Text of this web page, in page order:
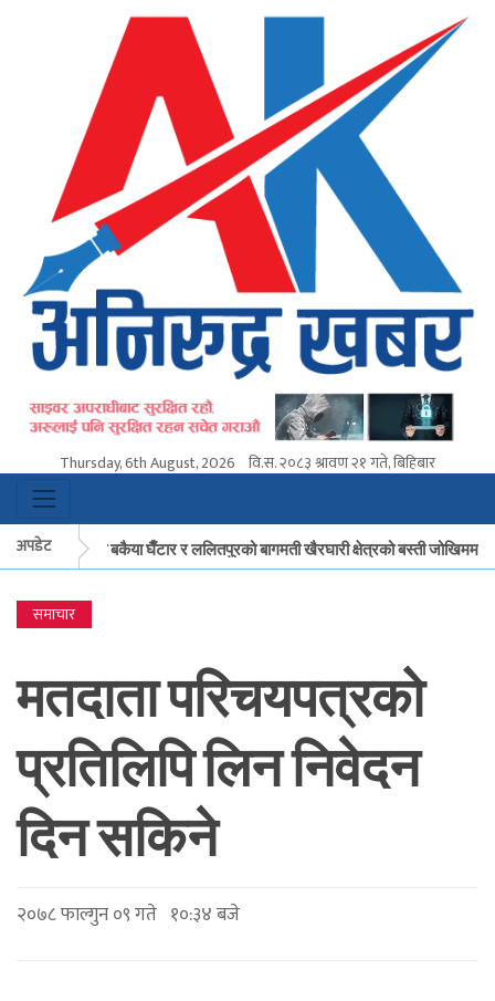
Thursday, 6th August, 2026 वि.स.२०८३ श्रावण २१ गते, बिहिबार
अपडेट
मकवानपुरको बकैया घैँटार र ललितपुरको बागमती खैरघारी क्षेत्रको बस्ती जोखिममा
समाचार
मतदाता परिचयपत्रको
प्रतिलिपि लिन निवेदन
दिन सकिने
२०७८ फाल्गुन ०९ गते १०:३४ बजे